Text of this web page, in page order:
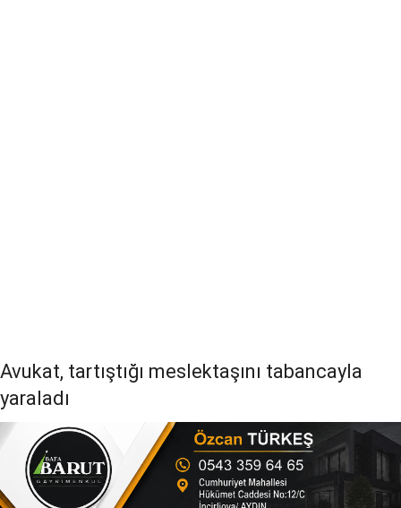
Avukat, tartıştığı meslektaşını tabancayla
yaraladı